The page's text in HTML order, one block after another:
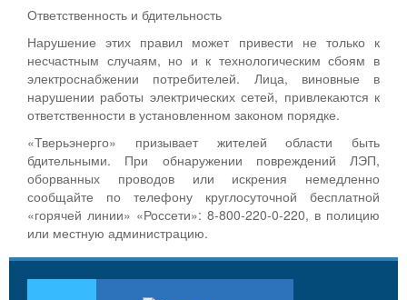
Ответственность и бдительность
Нарушение этих правил может привести не только к
несчастным случаям, но и к технологическим сбоям в
электроснабжении потребителей. Лица, виновные в
нарушении работы электрических сетей, привлекаются к
ответственности в установленном законом порядке.
«Тверьэнерго» призывает жителей области быть
бдительными. При обнаружении повреждений ЛЭП,
оборванных проводов или искрения немедленно
сообщайте по телефону круглосуточной бесплатной
«горячей линии» «Россети»: 8-800-220-0-220, в полицию
или местную администрацию.